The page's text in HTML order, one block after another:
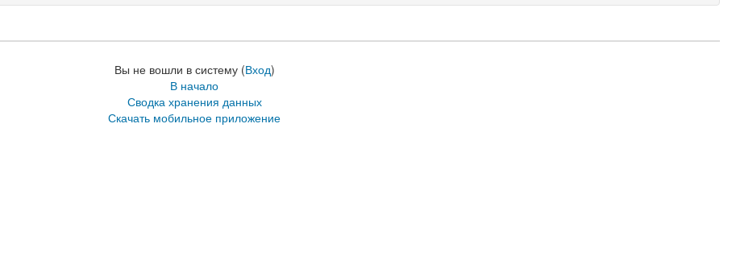
Вы не вошли в систему (Вход)
В начало
Сводка хранения данных
Скачать мобильное приложение